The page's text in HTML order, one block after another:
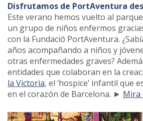
Disfrutamos de PortAventura
Este verano hemos vuelto al
un grupo de niños enfermos
con la Fundació PortAventura.
años acompañando a niños y
otras enfermedades graves?
entidades que colaboran en la
la Victoria, el ‘hospice’ infantil que
en el corazón de Barcelona. ► Mira